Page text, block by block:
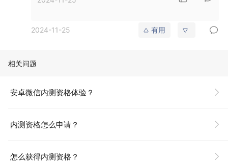
2024-11-25 有用
相关问题
安卓微信内测资格体验？
内测资格怎么申请？
怎么获得内测资格？